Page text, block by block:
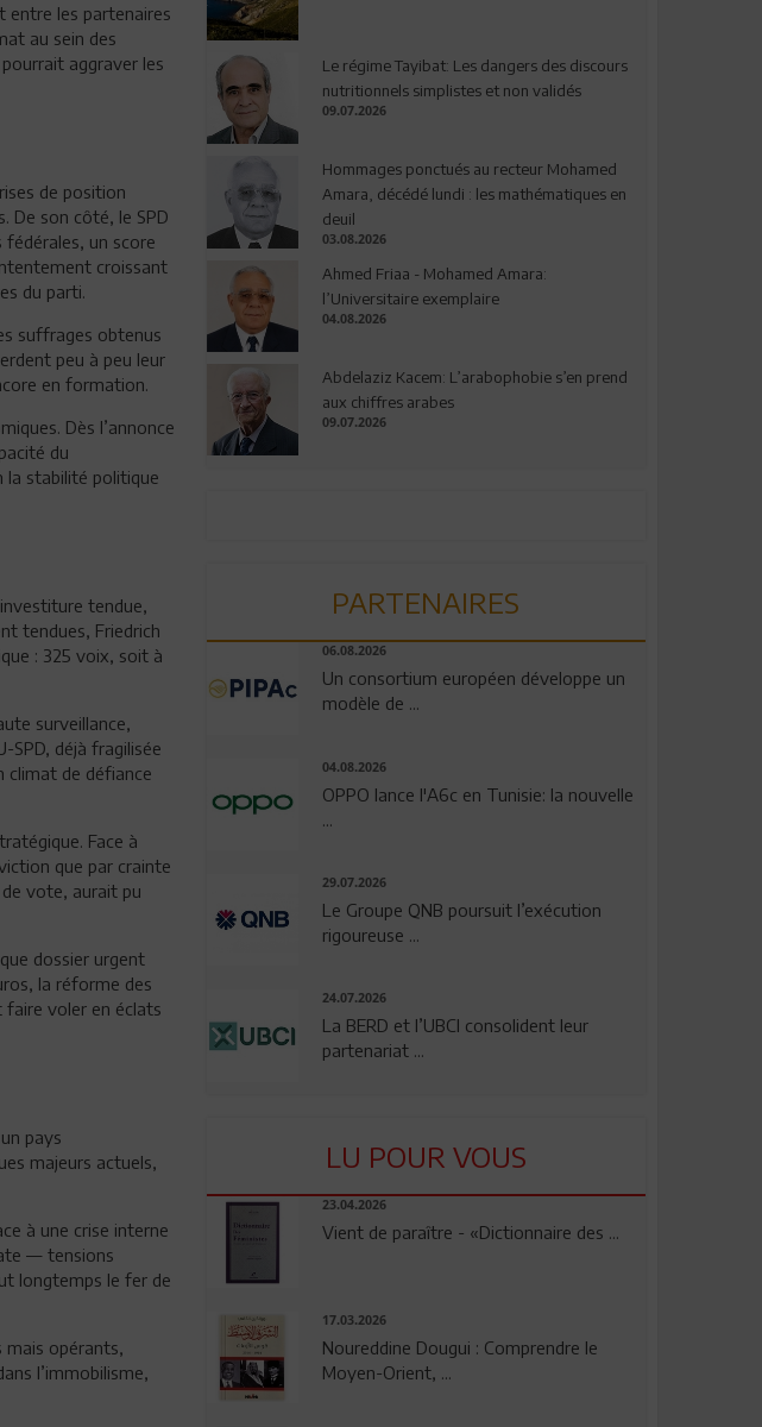
entre les partenaires
au sein des
aggraver les
de position
De son côté, le SPD
un score
croissant
du parti.
suffrages obtenus
peu à peu leur
en formation.
Dès l’annonce
du
stabilité politique
tendue,
tendues, Friedrich
: 325 voix, soit à
surveillance,
SPD, déjà fragilisée
climat de défiance
Face à
que par crainte
vote, aurait pu
dossier urgent
la réforme des
voler en éclats
pays
majeurs actuels,
à une crise interne
— tensions
longtemps le fer de
mais opérants,
l’immobilisme,
Le régime Tayibat: Les dangers des discours
nutritionnels simplistes et non validés
09.07.2026
Hommages ponctués au recteur Mohamed
Amara, décédé lundi : les mathématiques en
deuil
03.08.2026
Ahmed Friaa - Mohamed Amara:
l’Universitaire exemplaire
04.08.2026
Abdelaziz Kacem: L’arabophobie s’en prend
aux chiffres arabes
09.07.2026
PARTENAIRES
06.08.2026
Un consortium européen développe un
modèle de ...
04.08.2026
OPPO lance l'A6c en Tunisie: la nouvelle
29.07.2026
Le Groupe QNB poursuit l’exécution
rigoureuse ...
24.07.2026
La BERD et l’UBCI consolident leur
partenariat ...
LU POUR VOUS
23.04.2026
Vient de paraître - «Dictionnaire des ...
17.03.2026
Noureddine Dougui : Comprendre le
Moyen-Orient, ...